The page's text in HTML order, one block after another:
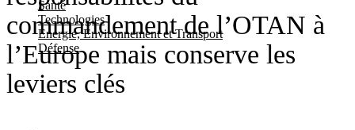
Santé
Technologies
Energie, Environnement et Transport
Défense
commandement de l’OTAN à
l’Europe mais conserve les
leviers clés